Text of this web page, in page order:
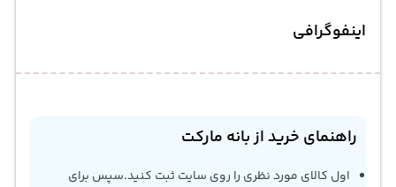
اینفوگرافی
راهنمای خرید از بانه مارکت
اول کالای مورد نظری را روی سایت ثبت کنید.سپس برای